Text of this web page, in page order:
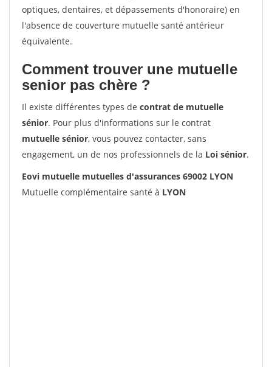
optiques, dentaires, et dépassements d'honoraire) en
l'absence de couverture mutuelle santé antérieur
équivalente.
Comment trouver une mutuelle
senior pas chère ?
Il existe différentes types de contrat de mutuelle
sénior. Pour plus d'informations sur le contrat
mutuelle sénior, vous pouvez contacter, sans
engagement, un de nos professionnels de la Loi sénior.
Eovi mutuelle mutuelles d'assurances 69002 LYON
Mutuelle complémentaire santé à LYON